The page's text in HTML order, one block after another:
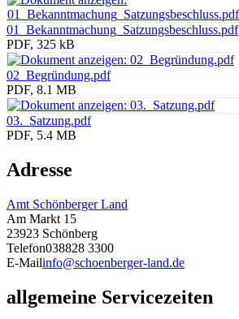
01_Bekanntmachung_Satzungsbeschluss.pdf
PDF, 325 kB
02_Begründung.pdf
PDF, 8.1 MB
03._Satzung.pdf
PDF, 5.4 MB
Adresse
Amt Schönberger Land
Am Markt 15
23923 Schönberg
Telefon038828 3300
E-Mailinfo@schoenberger-land.de
allgemeine Servicezeiten